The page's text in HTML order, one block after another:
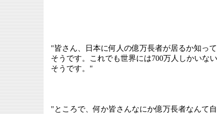
"皆さん、日本に何人の億万長者が居るか知っ
そうです。これでも世界には700万人しかいな
そうです。"
"ところで、何か皆さんなにか億万長者なんて